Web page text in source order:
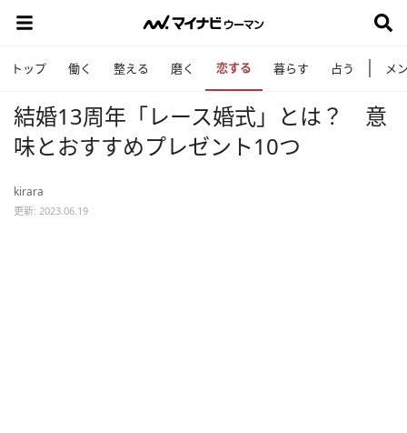
トップ 働く 整える 磨く 恋する 暮らす 占う メ
結婚13周年「レース婚式」とは？ 意
味とおすすめプレゼント10つ
kirara
更新: 2023.06.19